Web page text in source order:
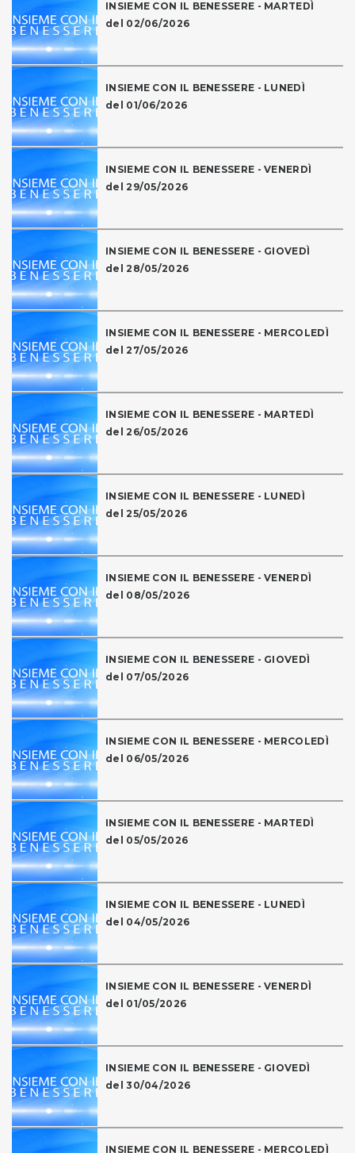
INSIEME CON IL BENESSERE - MARTEDÌ
del 02/06/2026
INSIEME CON IL BENESSERE - LUNEDÌ
del 01/06/2026
INSIEME CON IL BENESSERE - VENERDÌ
del 29/05/2026
INSIEME CON IL BENESSERE - GIOVEDÌ
del 28/05/2026
INSIEME CON IL BENESSERE - MERCOLEDÌ
del 27/05/2026
INSIEME CON IL BENESSERE - MARTEDÌ
del 26/05/2026
INSIEME CON IL BENESSERE - LUNEDÌ
del 25/05/2026
INSIEME CON IL BENESSERE - VENERDÌ
del 08/05/2026
INSIEME CON IL BENESSERE - GIOVEDÌ
del 07/05/2026
INSIEME CON IL BENESSERE - MERCOLEDÌ
del 06/05/2026
INSIEME CON IL BENESSERE - MARTEDÌ
del 05/05/2026
INSIEME CON IL BENESSERE - LUNEDÌ
del 04/05/2026
INSIEME CON IL BENESSERE - VENERDÌ
del 01/05/2026
INSIEME CON IL BENESSERE - GIOVEDÌ
del 30/04/2026
INSIEME CON IL BENESSERE - MERCOLEDÌ